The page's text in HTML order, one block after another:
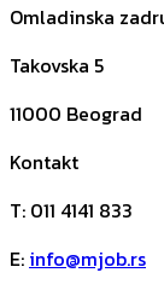
Omladinska
Takovska 5
11000 Beograd
Kontakt
T: 011 4141 833
E: info@mjob.rs